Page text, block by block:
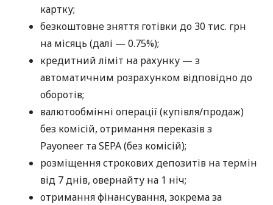
картку;
безкоштовне зняття готівки до 30 тис. грн
на місяць (далі — 0.75%);
кредитний ліміт на рахунку — з
автоматичним розрахунком відповідно до
оборотів;
валютообмінні операції (купівля/продаж)
без комісій, отримання переказів з
Payoneer та SEPA (без комісій);
розміщення строкових депозитів на термін
від 7 днів, овернайту на 1 ніч;
отримання фінансування, зокрема за